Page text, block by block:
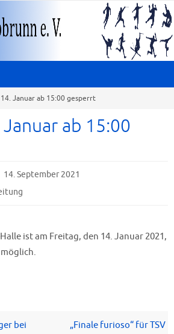
14. Januar ab 15:00 gesperrt
ab 15:00
14. September 2021
ist am Freitag, den 14. Januar 2021,
bei
„Finale furioso“ für TSV